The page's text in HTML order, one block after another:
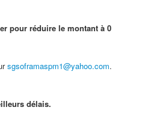
pour réduire le montant à 0
sgsoframaspm1@yahoo.com.
délais.